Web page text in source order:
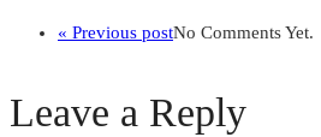
« Previous postNo Comments Yet.
Leave a Reply